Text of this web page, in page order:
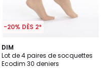
-20% DÈS 2*
DIM
Lot de 4 paires de socquettes
Ecodim 30 deniers
5
/
5
3
Couleurs